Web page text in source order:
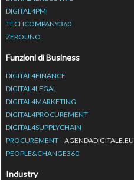
DIGITAL4PMI
TECHCOMPANY360
ZEROUNO
Funzioni di Business
DIGITAL4FINANCE
DIGITAL4LEGAL
DIGITAL4MARKETING
DIGITAL4PROCUREMENT
DIGITAL4SUPPLYCHAIN
PROCUREMENT
AGENDADIGITALE.EU
PEOPLE&CHANGE360
Industry